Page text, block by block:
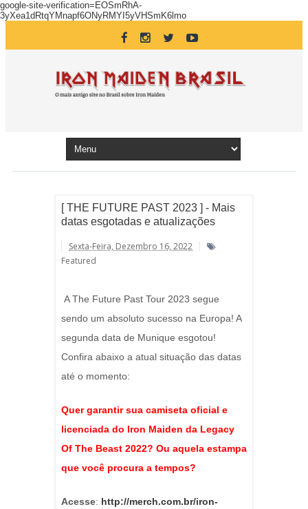
google-site-verification=EOSmRhA-
3yXea1dRtqYMnapf6ONyRMYI5yVHSmK6lmo
[ THE FUTURE PAST 2023 ] - Mais
datas esgotadas e atualizações
Sexta-Feira, Dezembro 16, 2022
Featured
A The Future Past Tour 2023 segue
sendo um absoluto sucesso na Europa! A
segunda data de Munique esgotou!
Confira abaixo a atual situação das datas
até o momento:
Quer garantir sua camiseta oficial e
licenciada do Iron Maiden da Legacy
Of The Beast 2022? Ou aquela estampa
que você procura a tempos?
Acesse: http://merch.com.br/iron-